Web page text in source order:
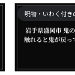
と首を探して動
呪物・いわく付き